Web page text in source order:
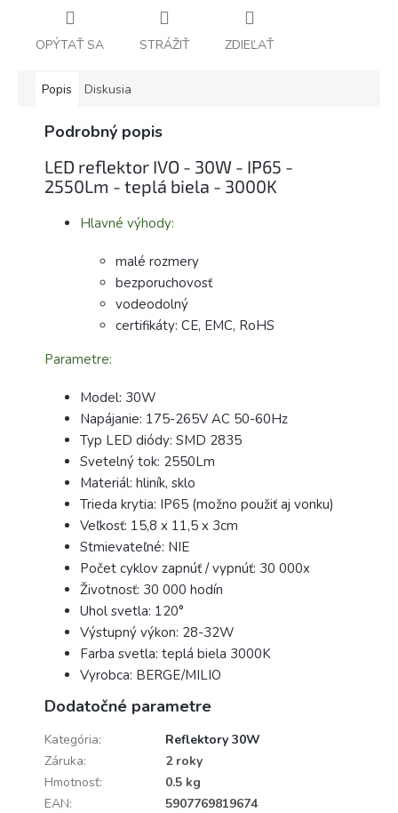
OPÝTAŤ SA STRÁŽIŤ ZDIEĽAŤ
Popis Diskusia
Podrobný popis
LED reflektor IVO - 30W - IP65 -
2550Lm - teplá biela - 3000K
Hlavné výhody:
malé rozmery
bezporuchovosť
vodeodolný
certifikáty: CE, EMC, RoHS
Parametre:
Model: 30W
Napájanie: 175-265V AC 50-60Hz
Typ LED diódy: SMD 2835
Svetelný tok: 2550Lm
Materiál: hliník, sklo
Trieda krytia: IP65 (možno použiť aj vonku)
Veľkosť: 15,8 x 11,5 x 3cm
Stmievateľné: NIE
Počet cyklov zapnúť / vypnúť: 30 000x
Životnosť: 30 000 hodín
Uhol svetla: 120°
Výstupný výkon: 28-32W
Farba svetla: teplá biela 3000K
Vyrobca: BERGE/MILIO
Dodatočné parametre
Kategória:
Reflektory 30W
Záruka:
2 roky
Hmotnosť:
0.5 kg
EAN:
5907769819674